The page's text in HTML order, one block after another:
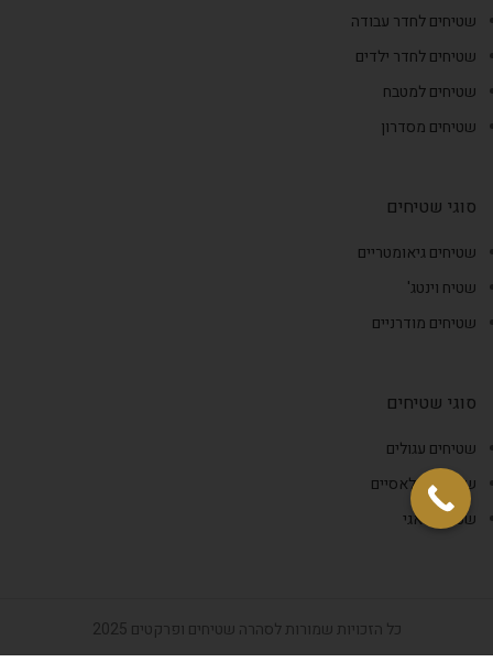
שטיחים לחדר עבודה
שטיחים לחדר ילדים
שטיחים למטבח
שטיחים מסדרון
סוגי שטיחים
שטיחים גיאומטריים
שטיח וינטג'
שטיחים מודרניים
סוגי שטיחים
שטיחים עגולים
שטיחים קלאסיים
שטיחי שאגי
כל הזכויות שמורות לסהרה שטיחים ופרקטים 2025